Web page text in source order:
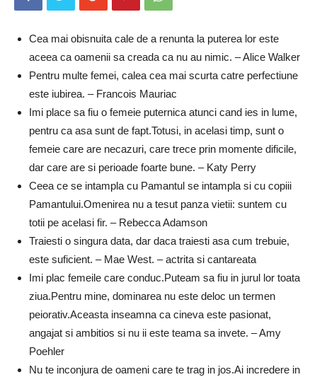
Cea mai obisnuita cale de a renunta la puterea lor este
aceea ca oamenii sa creada ca nu au nimic. – Alice Walker
Pentru multe femei, calea cea mai scurta catre perfectiune
este iubirea. – Francois Mauriac
Imi place sa fiu o femeie puternica atunci cand ies in lume,
pentru ca asa sunt de fapt.Totusi, in acelasi timp, sunt o
femeie care are necazuri, care trece prin momente dificile,
dar care are si perioade foarte bune. – Katy Perry
Ceea ce se intampla cu Pamantul se intampla si cu copiii
Pamantului.Omenirea nu a tesut panza vietii: suntem cu
totii pe acelasi fir. – Rebecca Adamson
Traiesti o singura data, dar daca traiesti asa cum trebuie,
este suficient. – Mae West. – actrita si cantareata
Imi plac femeile care conduc.Puteam sa fiu in jurul lor toata
ziua.Pentru mine, dominarea nu este deloc un termen
peiorativ.Aceasta inseamna ca cineva este pasionat,
angajat si ambitios si nu ii este teama sa invete. – Amy
Poehler
Nu te inconjura de oameni care te trag in jos.Ai incredere in